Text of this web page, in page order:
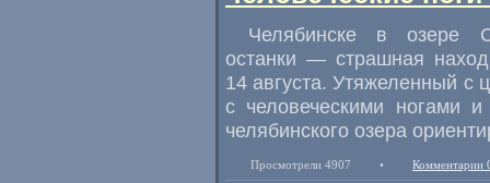
Челябинске в озере
останки — страшная
14 августа. Утяжеленный с
с человеческими ногами
челябинского озера
Просмотрели 4907 • Комментарии